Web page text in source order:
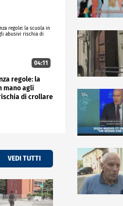
04:11
regole: la
mano agli
di crollare
VEDI TUTTI